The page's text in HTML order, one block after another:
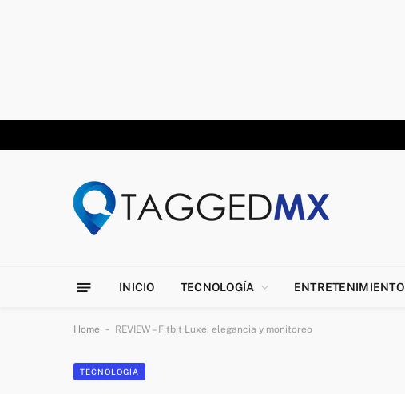
INICIO TECNOLOGÍA ENTRETENIMIENTO
Home - REVIEW – Fitbit Luxe, elegancia y monitoreo
TECNOLOGÍA